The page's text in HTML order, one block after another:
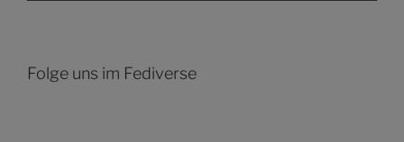
Folge uns im Fediverse